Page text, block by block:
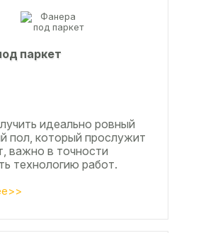
паркет
идеально ровный
пол, который прослужит
важно в точности
технологию работ.
из самых простых и
методов считается...